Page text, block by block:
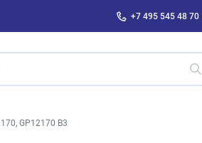
+7 495 545 48 70
GP12170 B3